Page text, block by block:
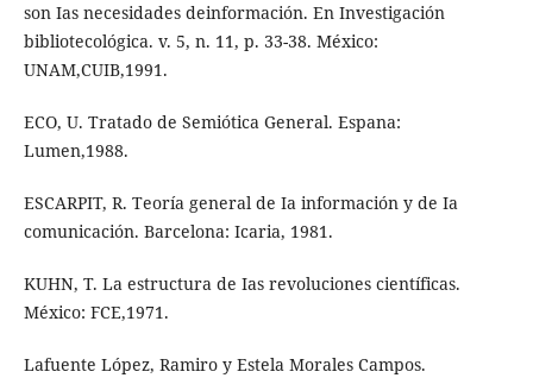
son Ias necesidades deinformación. En Investigación
bibliotecológica. v. 5, n. 11, p. 33-38. México:
UNAM,CUIB,1991.
ECO, U. Tratado de Semiótica General. Espana:
Lumen,1988.
ESCARPIT, R. Teoría general de Ia información y de Ia
comunicación. Barcelona: Icaria, 1981.
KUHN, T. La estructura de Ias revoluciones científicas.
México: FCE,1971.
Lafuente López, Ramiro y Estela Morales Campos.